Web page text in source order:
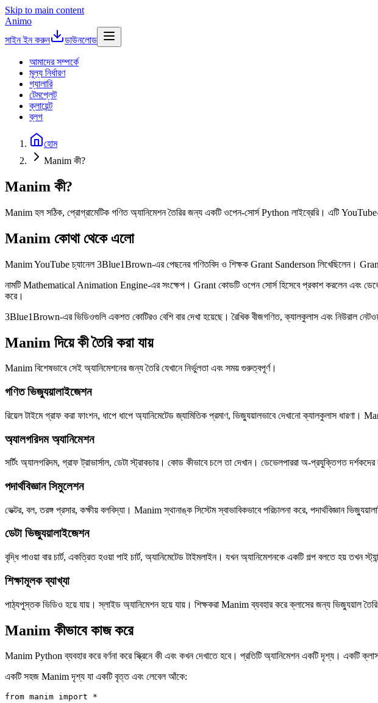
Skip to main content
Animo
সাইন ইন করুন
ডাউনলোড
আমাদের সম্পর্কে
মূল্য নির্ধারণ
গ্যালারি
টেমপ্লেট
ক্লায়েন্ট
ব্লগ
হোম
Manim কী?
Manim কী?
Manim হল সঠিক, প্রোগ্রামেটিক গণিত অ্যানিমেশন তৈরির জন্য একটি ওপেন-সোর্স Python লাইব্রেরি। এটি YouTube-এ
Manim কোথা থেকে এলো
Manim YouTube চ্যানেল 3Blue1Brown-এর পেছনের গণিতবিদ ও শিক্ষক Grant Sanderson লিখেছিলেন। Grant
নামটি Mathematical Animation Engine-এর সংক্ষেপ। Grant কোডটি ওপেন সোর্স হিসেবে প্রকাশ করলেন এবং
করে।
3Blue1Brown-এর ভিডিওগুলি একশত কোটিরও বেশি বার দেখা হয়েছে। রৈখিক বীজগণিত, ক্যালকুলাস এবং নিউরাল
Manim দিয়ে কী তৈরি করা যায়
Manim বিশেষভাবে সেই অ্যানিমেশনের জন্য তৈরি যেখানে নির্ভুলতা এবং সময় গুরুত্বপূর্ণ।
গণিত ভিজ্যুয়ালাইজেশন
রিয়েল টাইমে গ্রাফ করা ফাংশন, ধাপে ধাপে অ্যানিমেটেড জ্যামিতিক প্রমাণ, ভিজ্যুয়ালভাবে দেখানো ক্যালকুলাস
অ্যালগরিদম অ্যানিমেশন
সর্টিং অ্যালগরিদম, গ্রাফ ট্রাভার্সাল, ডেটা স্ট্রাকচার। কোড কীভাবে চলে তা দেখান। ডেভেলপাররা অ-প্রযুক্তিগত
পদার্থবিজ্ঞান সিমুলেশন
ভেক্টর, বল, তরঙ্গ প্রসার, কক্ষীয় বলবিদ্যা। Manim স্থানাঙ্ক সিস্টেম স্বাভাবিকভাবে পরিচালনা করে, পদার্থবিজ্ঞান
ডেটা ভিজ্যুয়ালাইজেশন
বৃদ্ধি পাওয়া বার চার্ট, একত্রিত হওয়া পাই চার্ট, অ্যানিমেটেড টাইমলাইন। যখন অ্যানিমেশনকে একটি গল্প বলতে হয় তখন
শিক্ষামূলক ব্যাখ্যা
পাঠ্যপুস্তক ভিডিও হয়ে যায়। স্লাইড অ্যানিমেশন হয়ে যায়। শিক্ষকরা Manim ব্যবহার করে ক্লাসের জন্য ভিজ্যুয়াল
Manim কীভাবে কাজ করে
Manim Python ব্যবহার করে বর্ণনা করে স্ক্রিনে কী এবং কখন দেখাতে হবে। প্রতিটি অ্যানিমেশন একটি দৃশ্য। একটি ক্লাস
একটি সহজ Manim দৃশ্য যা একটি বৃত্ত এবং লেবেল আঁকে:
from manim import *